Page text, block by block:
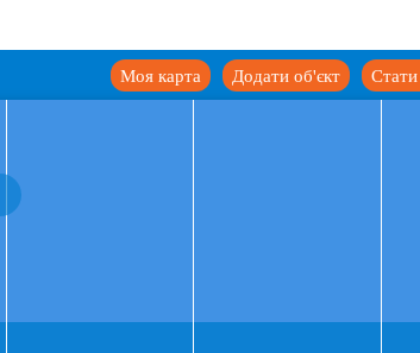
Стати
Додати об'єкт
Моя карта